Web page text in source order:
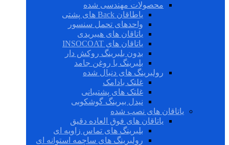
محصولات مهندسی شده
یاطاقان Back های پشتی
واحدهای تحمل سنسور
یاتاقان های هیبریدی
یاتاقان های INSOCOAT
بدون بلبرینگ روکش دار
بلبرینگ با روغن جامد
رولبرینگ های دنبال شده
غلتک بادامک
غلتک های پشتیبانی
نیدل بیرینگ گوشکوبی
یاتاقان های نصب شده
یاتاقان های فوق العاده دقیق
بلبرینگ های تماس زاویه ای
رولبرینگ های ساچمه استوانه ای